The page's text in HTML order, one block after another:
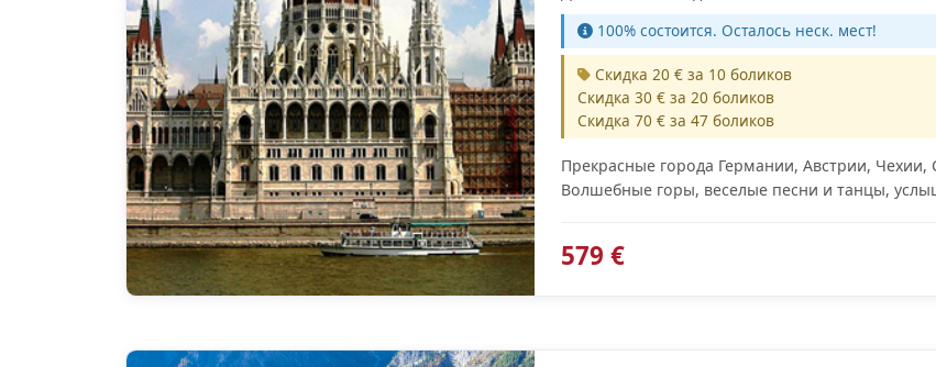
100% cостоится. Осталось неск. мест!
Скидка 20 € за 10 боликов
Скидка 30 € за 20 боликов
Скидка 70 € за 47 боликов
Прекрасные города Германии, Австрии, Чехии,
Волшебные горы, веселые песни и танцы,
579 €